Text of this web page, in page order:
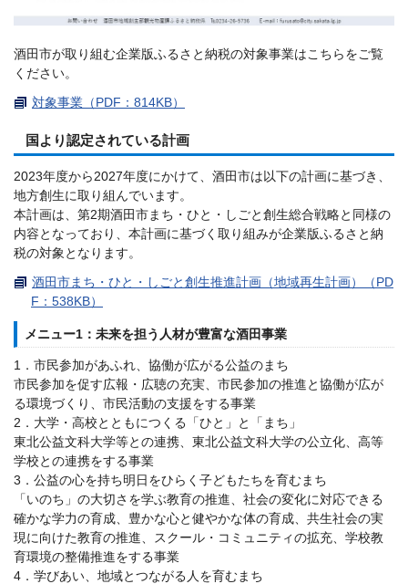
酒田市が取り組む企業版ふるさと納税の対象事業はこちらをご覧
ください。
対象事業（PDF：814KB）
国より認定されている計画
2023年度から2027年度にかけて、酒田市は以下の計画に基づき、
地方創生に取り組んでいます。
本計画は、第2期酒田市まち・ひと・しごと創生総合戦略と同様の
内容となっており、本計画に基づく取り組みが企業版ふるさと納
税の対象となります。
酒田市まち・ひと・しごと創生推進計画（地域再生計画）（PD
F：538KB）
メニュー1：未来を担う人材が豊富な酒田事業
1．市民参加があふれ、協働が広がる公益のまち
市民参加を促す広報・広聴の充実、市民参加の推進と協働が広が
る環境づくり、市民活動の支援をする事業
2．大学・高校とともにつくる「ひと」と「まち」
東北公益文科大学等との連携、東北公益文科大学の公立化、高等
学校との連携をする事業
3．公益の心を持ち明日をひらく子どもたちを育むまち
「いのち」の大切さを学ぶ教育の推進、社会の変化に対応できる
確かな学力の育成、豊かな心と健やかな体の育成、共生社会の実
現に向けた教育の推進、スクール・コミュニティの拡充、学校教
育環境の整備推進をする事業
4．学びあい、地域とつながる人を育むまち